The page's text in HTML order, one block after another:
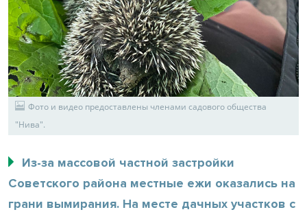
Фото и видео предоставлены членами садового общества
"Нива".
Из-за массовой частной застройки
Советского района местные ежи оказались на
грани вымирания. На месте дачных участков с